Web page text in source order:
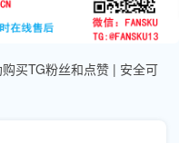
买TG粉丝和点赞 | 安全可